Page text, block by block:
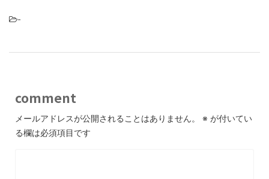
-
comment
メールアドレスが公開されることはありません。 ※ が付いてい
る欄は必須項目です